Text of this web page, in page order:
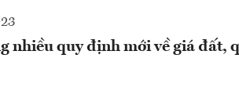
nhiều quy định mới về giá đất,